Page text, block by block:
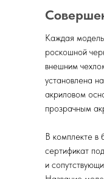
Каждая
роскошной
внешним
установлена
акриловом
прозрачным
В комплекте в
сертификат
и